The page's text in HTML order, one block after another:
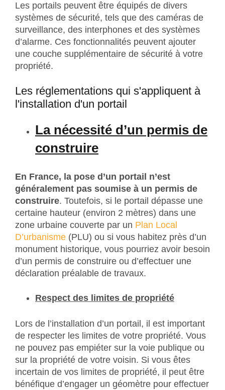
Les portails peuvent être équipés de divers
systèmes de sécurité, tels que des caméras de
surveillance, des interphones et des systèmes
d’alarme. Ces fonctionnalités peuvent ajouter
une couche supplémentaire de sécurité à votre
propriété.
Les réglementations qui s'appliquent à
l'installation d'un portail
La nécessité d’un permis de
construire
En France, la pose d’un portail n’est
généralement pas soumise à un permis de
construire. Toutefois, si le portail dépasse une
certaine hauteur (environ 2 mètres) dans une
zone urbaine couverte par un Plan Local
D’urbanisme (PLU) ou si vous habitez près d’un
monument historique, vous pourriez avoir besoin
d’un permis de construire ou d’effectuer une
déclaration préalable de travaux.
Respect des limites de propriété
Lors de l’installation d’un portail, il est important
de respecter les limites de votre propriété. Vous
ne pouvez pas empiéter sur la voie publique ou
sur la propriété de votre voisin. Si vous êtes
incertain de vos limites de propriété, il peut être
bénéfique d’engager un géomètre pour effectuer